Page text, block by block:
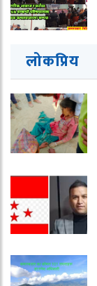
लोकप्रिय